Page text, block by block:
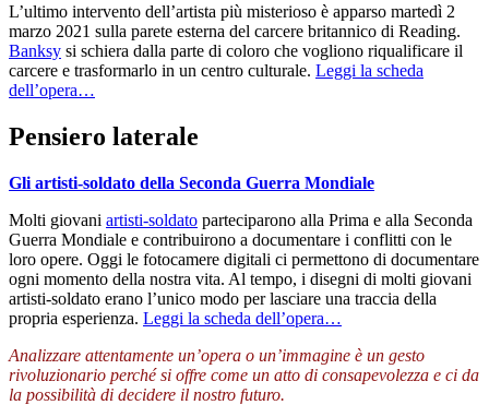
L’ultimo intervento dell’artista più misterioso è apparso martedì 2
marzo 2021 sulla parete esterna del carcere britannico di Reading.
Banksy si schiera dalla parte di coloro che vogliono riqualificare il
carcere e trasformarlo in un centro culturale. Leggi la scheda
dell’opera…
Pensiero laterale
Gli artisti-soldato della Seconda Guerra Mondiale
Molti giovani artisti-soldato parteciparono alla Prima e alla Seconda
Guerra Mondiale e contribuirono a documentare i conflitti con le
loro opere. Oggi le fotocamere digitali ci permettono di documentare
ogni momento della nostra vita. Al tempo, i disegni di molti giovani
artisti-soldato erano l’unico modo per lasciare una traccia della
propria esperienza. Leggi la scheda dell’opera…
Analizzare attentamente un’opera o un’immagine è un gesto
rivoluzionario perché si offre come un atto di consapevolezza e ci da
la possibilità di decidere il nostro futuro.